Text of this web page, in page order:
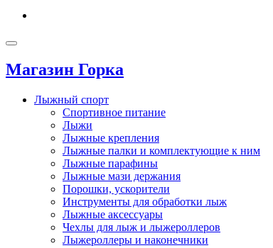
Toggle
Магазин Горка
Лыжный спорт
Спортивное питание
Лыжи
Лыжные крепления
Лыжные палки и комплектующие к ним
Лыжные парафины
Лыжные мази держания
Порошки, ускорители
Инструменты для обработки лыж
Лыжные аксессуары
Чехлы для лыж и лыжероллеров
Лыжероллеры и наконечники